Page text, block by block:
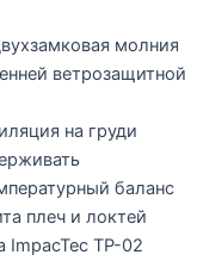
молния
ветрозащитной
на груди
баланс
плеч и локтей
ImpacTec TP-02